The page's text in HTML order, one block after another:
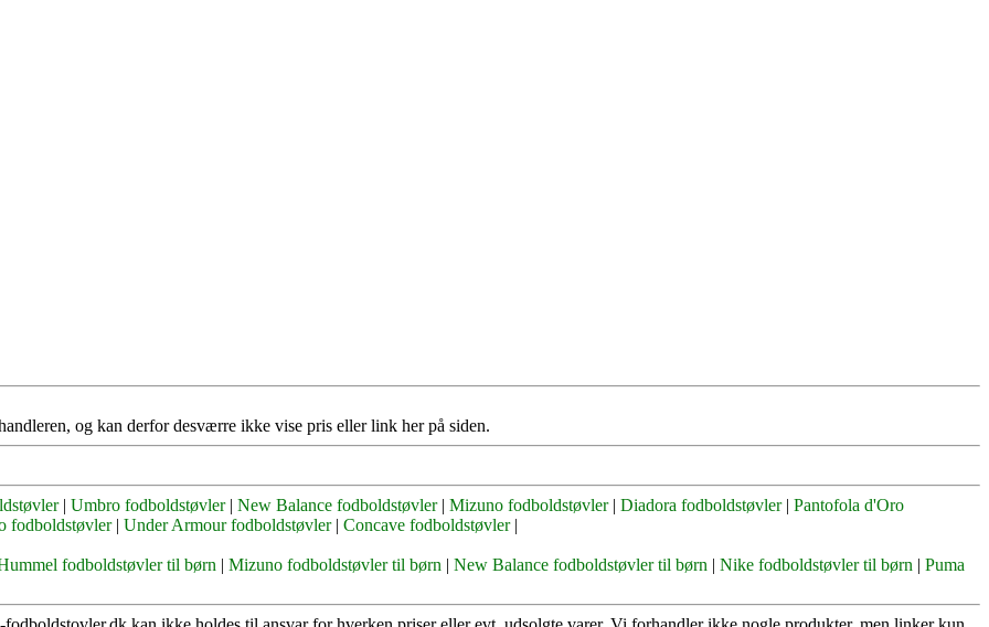
og kan derfor desværre ikke vise pris eller link her på siden.
| Umbro fodboldstøvler| New Balance fodboldstøvler| Mizuno fodboldstøvler| Diadora fodboldstøvler| Pantofola d'Oro
fodboldstøvler| Under Armour fodboldstøvler| Concave fodboldstøvler|
fodboldstøvler til børn | Mizuno fodboldstøvler til børn | New Balance fodboldstøvler til børn | Nike fodboldstøvler til børn | Puma